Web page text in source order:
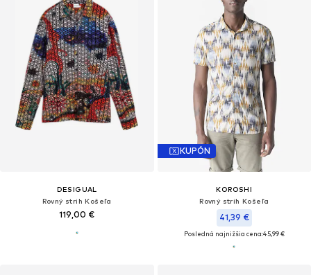
DESIGUAL
Rovný strih Košeľa
119,00 €
KUPÓN
KOROSHI
Rovný strih Košeľa
41,39 €
Posledná najnižšia cena:45,99 €